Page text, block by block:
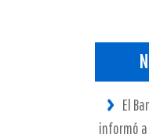
El
informó